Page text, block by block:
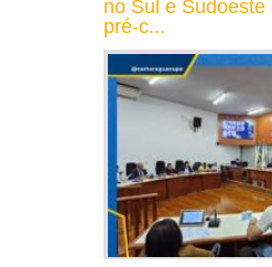
no Sul e Sudoeste
pré-c...